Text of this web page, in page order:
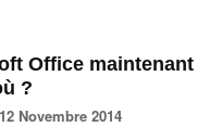
Office
?
Novembre 2014